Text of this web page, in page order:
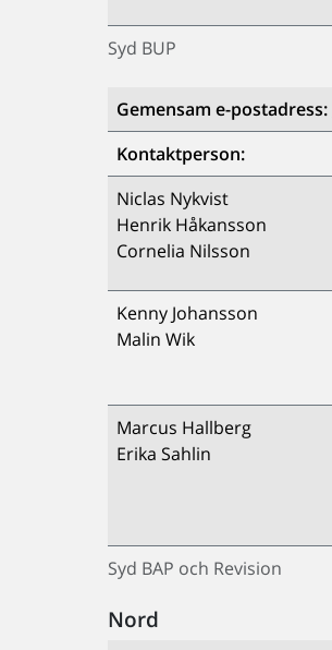
Syd BUP
Syd BAP och Revision
Gemensam e-postadress:
Kontaktperson:
Niclas Nykvist
Henrik Håkansson
Cornelia Nilsson
Kenny Johansson
Malin Wik
Marcus Hallberg
Erika Sahlin
Nord